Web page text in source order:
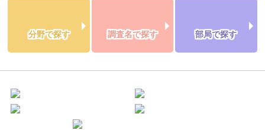
分野で探す 調査名で探す 部局で探す